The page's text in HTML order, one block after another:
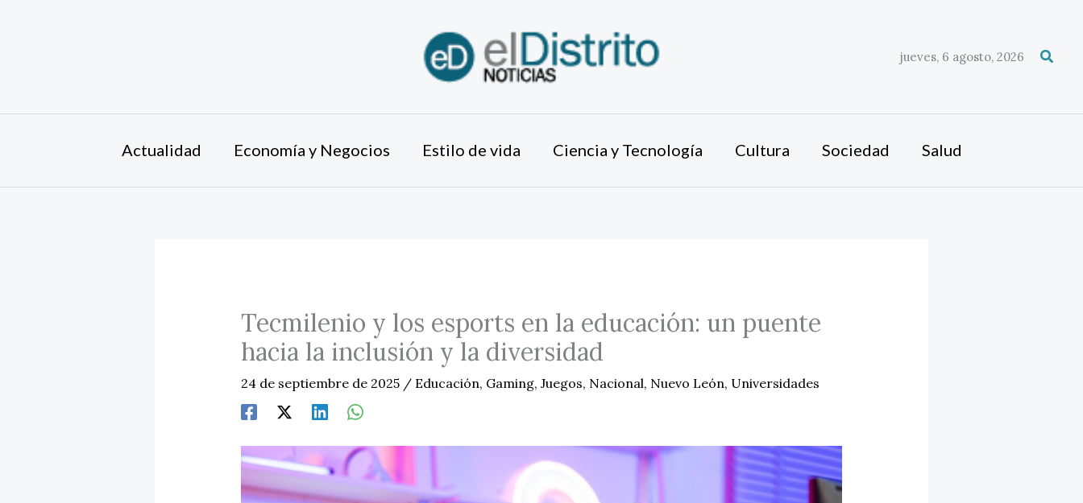
jueves, 6 agosto, 2026
Actualidad Economía y Negocios Estilo de vida Ciencia y Tecnología Cultura Sociedad Salud
Tecmilenio y los esports en la educación: un puente
hacia la inclusión y la diversidad
24 de septiembre de 2025 / Educación, Gaming, Juegos, Nacional, Nuevo León, Universidades